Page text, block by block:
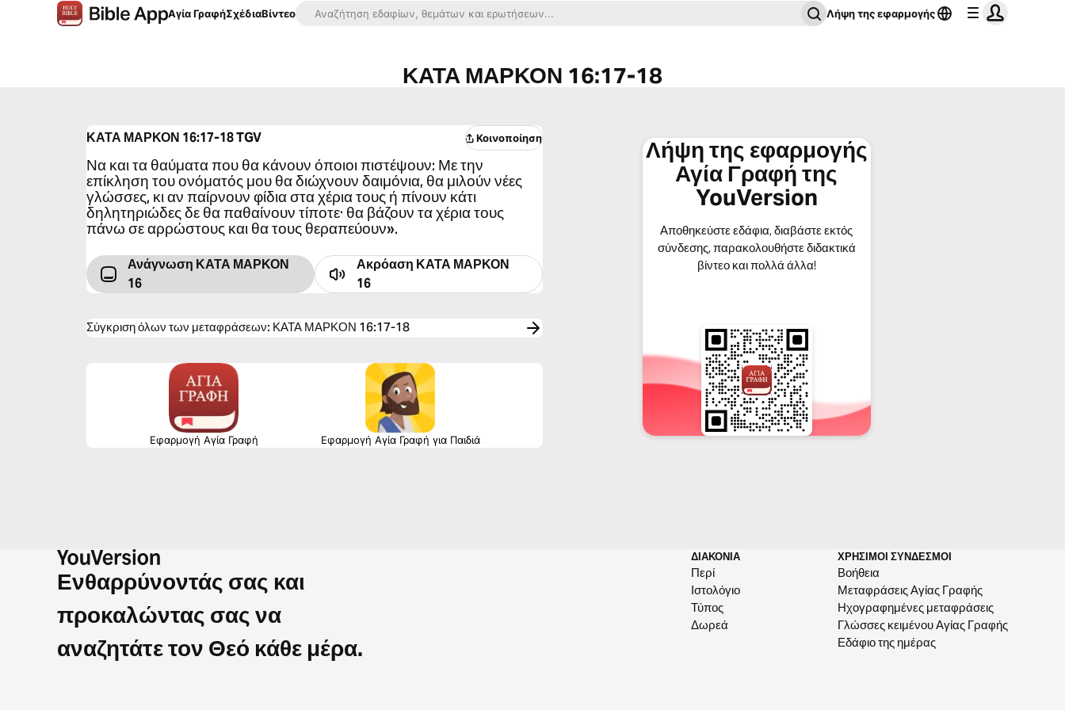
Αγία ΓραφήΣχέδιαΒίντεο Λήψη της εφαρμογής
ΚΑΤΑ ΜΑΡΚΟΝ 16:17-18
ΚΑΤΑ ΜΑΡΚΟΝ 16:17-18TGV Κοινοποίηση
Να και τα θαύματα που θα κάνουν όποιοι πιστέψουν: Με την
επίκληση του ονόματός μου θα διώχνουν δαιμόνια, θα μιλούν νέες
γλώσσες, κι αν παίρνουν φίδια στα χέρια τους ή πίνουν κάτι
δηλητηριώδες δε θα παθαίνουν τίποτε· θα βάζουν τα χέρια τους
πάνω σε αρρώστους και θα τους θεραπεύουν».
Ανάγνωση ΚΑΤΑ ΜΑΡΚΟΝ
16
Ακρόαση ΚΑΤΑ ΜΑΡΚΟΝ
16
Σύγκριση όλων των μεταφράσεων: ΚΑΤΑ ΜΑΡΚΟΝ 16:17-18
Εφαρμογή Αγία Γραφή Εφαρμογή Αγία Γραφή για Παιδιά
Λήψη της εφαρμογής
Αγία Γραφή της
YouVersion
Αποθηκεύστε εδάφια, διαβάστε εκτός
σύνδεσης, παρακολουθήστε διδακτικά
βίντεο και πολλά άλλα!
Ενθαρρύνοντάς σας και
προκαλώντας σας να
αναζητάτε τον Θεό κάθε μέρα.
ΔΙΑΚΟΝΊΑ
Περί
Ιστολόγιο
Τύπος
Δωρεά
ΧΡΉΣΙΜΟΙ ΣΎΝΔΕΣΜΟΙ
Βοήθεια
Μεταφράσεις Αγίας Γραφής
Ηχογραφημένες μεταφράσεις
Γλώσσες κειμένου Αγίας Γραφής
Εδάφιο της ημέρας